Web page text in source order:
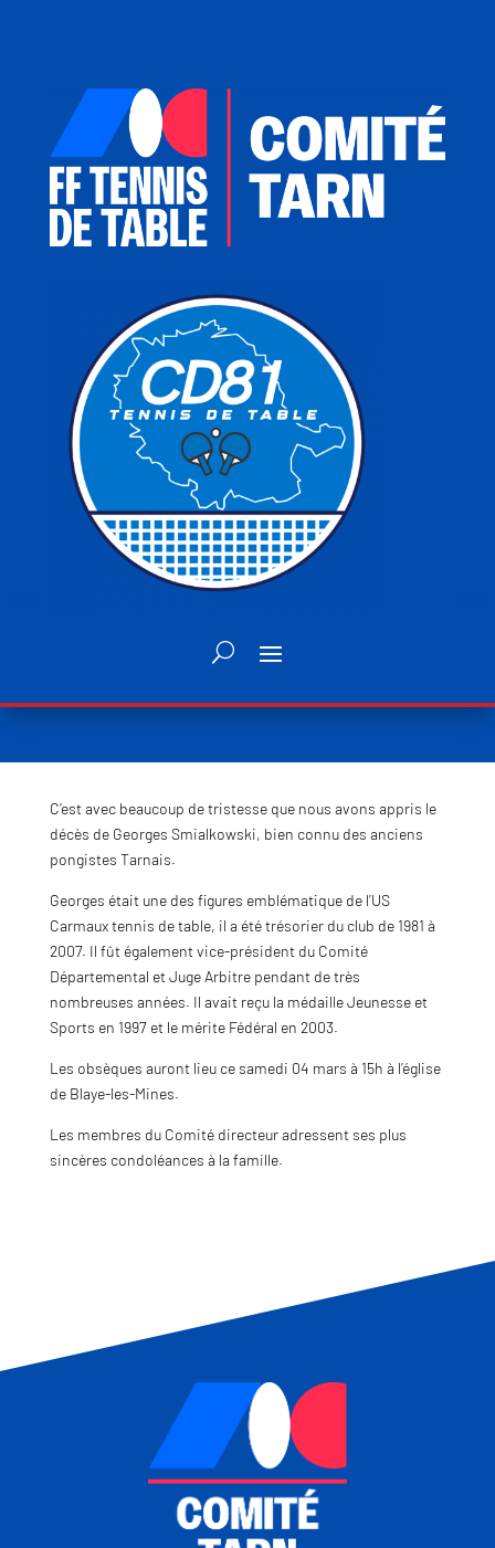
C’est avec beaucoup de tristesse que nous avons appris le
décès de Georges Smialkowski, bien connu des anciens
pongistes Tarnais.
Georges était une des figures emblématique de l’US
Carmaux tennis de table, il a été trésorier du club de 1981 à
2007. Il fût également vice-président du Comité
Départemental et Juge Arbitre pendant de très
nombreuses années. Il avait reçu la médaille Jeunesse et
Sports en 1997 et le mérite Fédéral en 2003.
Les obsèques auront lieu ce samedi 04 mars à 15h à l’église
de Blaye-les-Mines.
Les membres du Comité directeur adressent ses plus
sincères condoléances à la famille.